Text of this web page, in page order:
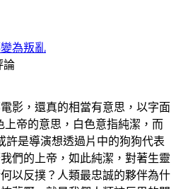
為叛亂
論
影，還真的相當有意思，以字面
上帝的意思，白色意指純潔，而
許是導演想透過片中的狗狗代表
們的上帝，如此純潔，對著生靈
以反撲？人類最忠誠的夥伴為什